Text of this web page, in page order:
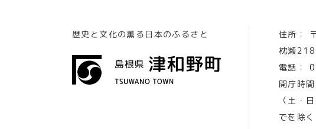
歴史と文化の薫る日本のふるさと 住所：
枕瀬
電話：
開庁時間
（土・
でを除く